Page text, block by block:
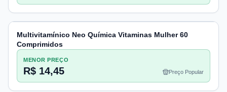
Multivitamínico Neo Química Vitaminas Mulher 60
Comprimidos
MENOR PREÇO
R$ 14,45 Preço Popular